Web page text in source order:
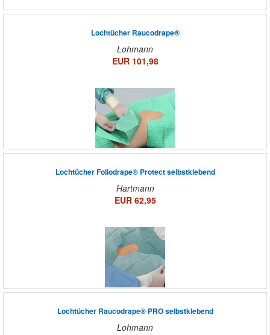
Lochtücher Raucodrape®
Lohmann
EUR 101,98
Lochtücher Foliodrape® Protect selbstklebend
Hartmann
EUR 62,95
Lochtücher Raucodrape® PRO selbstklebend
Lohmann